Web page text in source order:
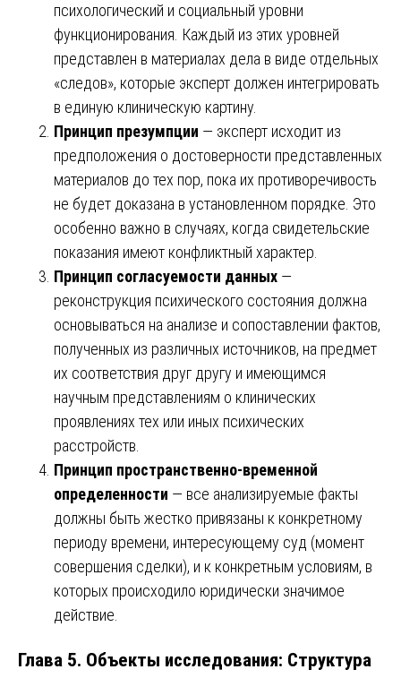
психологический и социальный уровни
функционирования. Каждый из этих уровней
представлен в материалах дела в виде отдельных
«следов», которые эксперт должен интегрировать
в единую клиническую картину.
Принцип презумпции — эксперт исходит из
предположения о достоверности представленных
материалов до тех пор, пока их противоречивость
не будет доказана в установленном порядке. Это
особенно важно в случаях, когда свидетельские
показания имеют конфликтный характер.
Принцип согласуемости данных —
реконструкция психического состояния должна
основываться на анализе и сопоставлении фактов,
полученных из различных источников, на предмет
их соответствия друг другу и имеющимся
научным представлениям о клинических
проявлениях тех или иных психических
расстройств.
Принцип пространственно-временной
определенности — все анализируемые факты
должны быть жестко привязаны к конкретному
периоду времени, интересующему суд (момент
совершения сделки), и к конкретным условиям, в
которых происходило юридически значимое
действие.
Глава 5. Объекты исследования: Структура